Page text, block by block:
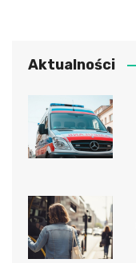
Aktualności